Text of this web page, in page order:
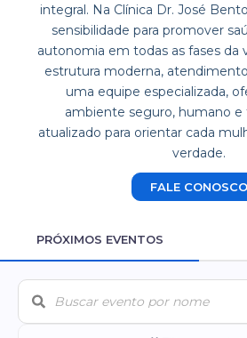
integral. Na Clínica Dr. José
sensibilidade para promover
autonomia em todas as fases da
estrutura moderna,
uma equipe especializada,
ambiente seguro, humano
atualizado para orientar cada
verdade.
FALE CONOSCO
PRÓXIMOS EVENTOS